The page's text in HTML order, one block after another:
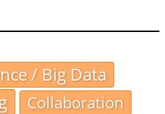
/ Big Data
Collaboration